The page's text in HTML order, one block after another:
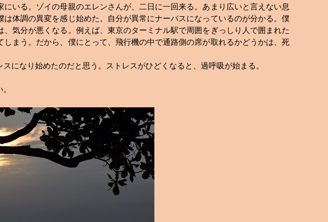
いる。ゾイの母親のエレンさんが、二日に一回来る。あまり広いと言えない息
体調の異変を感じ始めた。自分が異常にナーバスになっているのが分かる。僕
気分が悪くなる。例えば、東京のターミナル駅で周囲をぎっしり人で囲まれた
まう。だから、僕にとって、飛行機の中で通路側の席が取れるかどうかは、死
になり始めたのだと思う。ストレスがひどくなると、過呼吸が始まる。